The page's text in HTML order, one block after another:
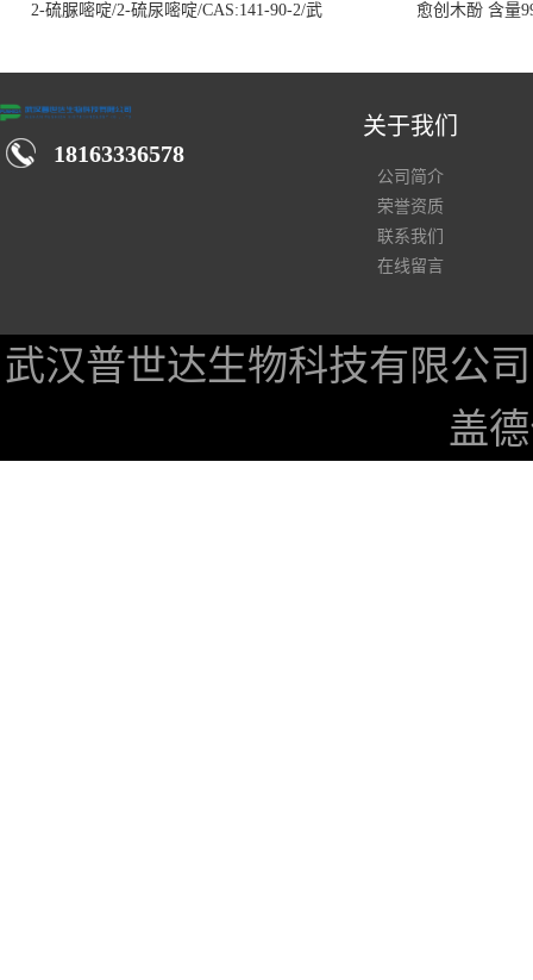
2-硫脲嘧啶/2-硫尿嘧啶/CAS:141-90-2/武
愈创木酚 含量
18163336578
关于我们
公司简介
荣誉资质
联系我们
在线留言
武汉普世达生物科技有限公司
盖